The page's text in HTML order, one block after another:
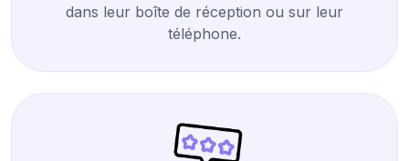
dans leur boîte de réception ou sur leur
téléphone.